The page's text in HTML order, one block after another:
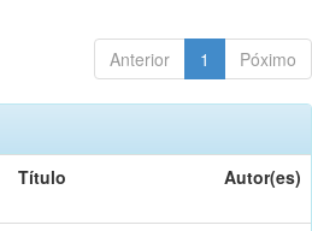
Anterior 1 Póximo
Título Autor(es)